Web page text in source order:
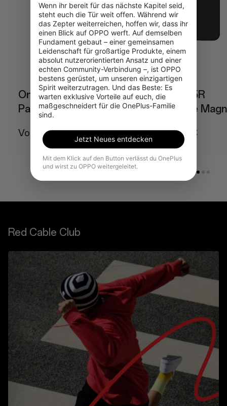
OnePlus 15 Hole-
Pattern Magnetic
Von 39,99 €
OnePlus 15R
Sandstone
Von 24,99 €
Red Cable Club
Wenn ihr bereit für das nächste Kapitel seid,
steht euch die Tür weit offen. Während wir
das Zepter weiterreichen, hoffen wir, dass ihr
einen Blick auf OPPO werft. Auf demselben
Fundament gebaut – einer gemeinsamen
Leidenschaft für großartige Produkte, einem
absolut nutzerorientierten Ansatz und einer
echten Community-Verbindung –, ist OPPO
bestens gerüstet, um unseren einzigartigen
Spirit weiterzutragen. Und das Beste: Es
warten exklusive Vorteile auf euch, die
maßgeschneidert für die OnePlus-Familie
sind.
Jetzt Neues entdecken
Mit dem Klick auf den Button verlässt du OnePlus
und wirst zu OPPO weitergeleitet.